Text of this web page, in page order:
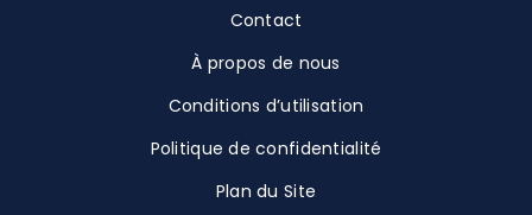
Contact
À propos de nous
Conditions d’utilisation
Politique de confidentialité
Plan du Site